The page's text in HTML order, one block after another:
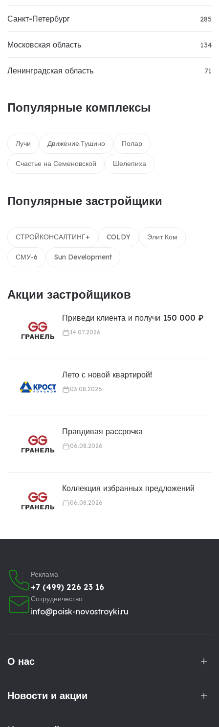
Санкт-Петербург 285
Московская область 134
Ленинградская область 71
Популярные комплексы
Лучи Движение.Тушино Полар
Счастье на Семеновской Шелепиха
Популярные застройщики
СТРОЙКОНСАЛТИНГ+ COLDY Элит Ком
СМУ-6 Sun Development
Акции застройщиков
Приведи клиента и получи 150 000 ₽
14.07.2026
Лето с новой квартирой!
03.08.2026
Правдивая рассрочка
06.08.2026
Коллекция избранных предложений
06.08.2026
Реклама
+7 (499) 226 23 16
Сотрудничество
info@poisk-novostroyki.ru
О нас
Новости и акции